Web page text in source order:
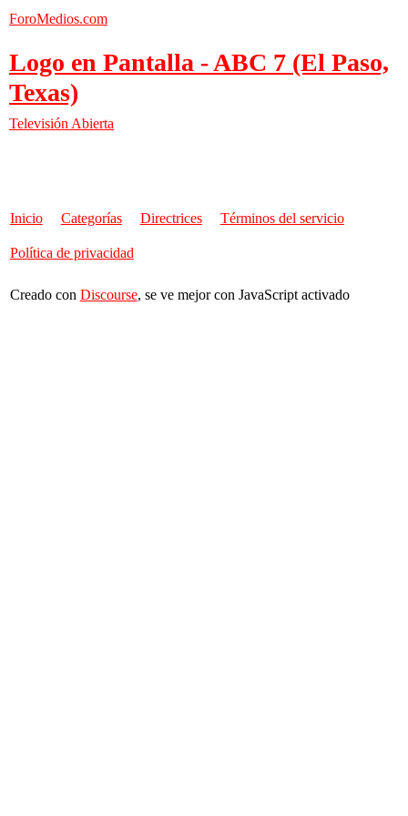
ForoMedios.com
Logo en Pantalla - ABC 7 (El Paso,
Texas)
Televisión Abierta
Inicio Categorías Directrices Términos del servicio
Política de privacidad
Creado con Discourse, se ve mejor con JavaScript activado